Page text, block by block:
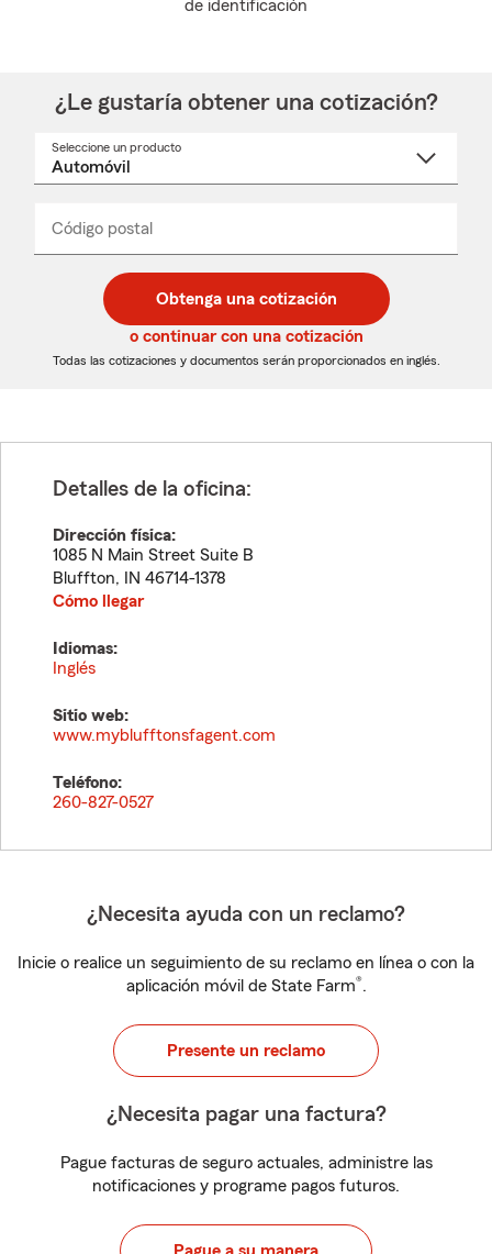
de identificación
¿Le gustaría obtener una cotización?
Seleccione un producto
desplegable
Código postal
de
5
dígitos
de
5
dígitos
_____
Obtenga una cotización
o continuar con una cotización
Todas las cotizaciones y documentos serán proporcionados en inglés.
Detalles de la oficina:
Dirección física:
1085 N Main Street Suite B
Bluffton, IN 46714-1378
Cómo llegar
Idiomas:
Inglés
Sitio web:
www.myblufftonsfagent.com
Teléfono:
260-827-0527
¿Necesita ayuda con un reclamo?
Inicie o realice un seguimiento de su reclamo en línea o con la
aplicación móvil de State Farm®.
Presente un reclamo
¿Necesita pagar una factura?
Pague facturas de seguro actuales, administre las
notificaciones y programe pagos futuros.